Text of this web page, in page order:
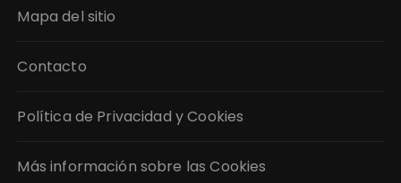
Mapa del sitio
Contacto
Política de Privacidad y Cookies
Más información sobre las Cookies